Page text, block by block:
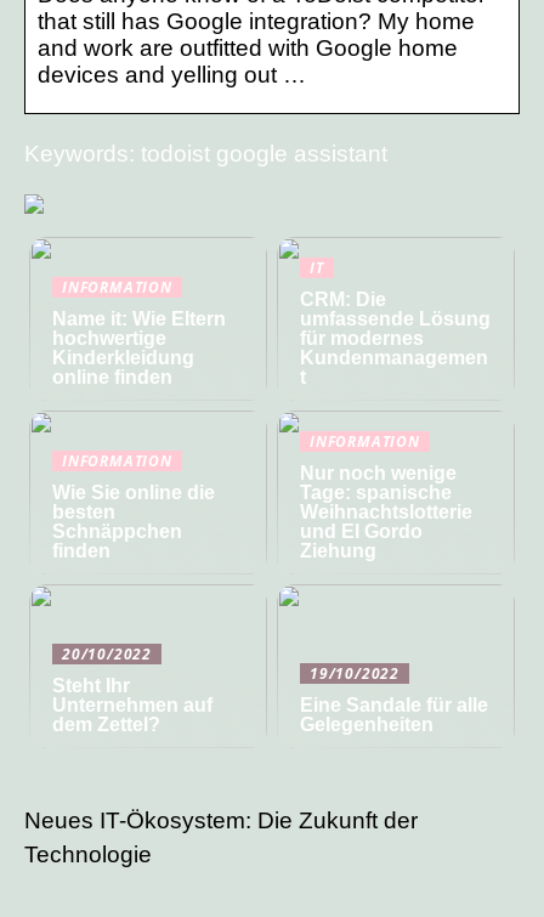
that still has Google integration? My home
and work are outfitted with Google home
devices and yelling out …
Keywords: todoist google assistant
INFORMATION
Name it: Wie Eltern
hochwertige
Kinderkleidung
online finden
IT
CRM: Die
umfassende Lösung
für modernes
Kundenmanagemen
t
INFORMATION
Wie Sie online die
besten
Schnäppchen
finden
INFORMATION
Nur noch wenige
Tage: spanische
Weihnachtslotterie
und El Gordo
Ziehung
20/10/2022
Steht Ihr
Unternehmen auf
dem Zettel?
19/10/2022
Eine Sandale für alle
Gelegenheiten
Neues IT-Ökosystem: Die Zukunft der
Technologie